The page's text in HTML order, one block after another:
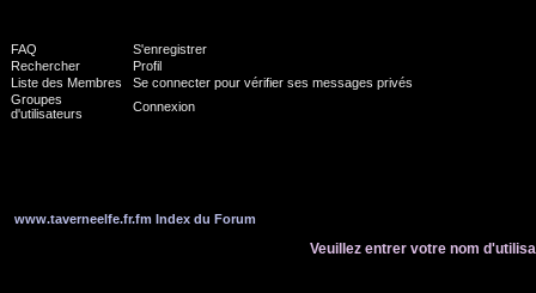
FAQ
S'enregistrer
Rechercher
Profil
Liste des Membres
Se connecter pour vérifier ses messages privés
Groupes
d'utilisateurs
Connexion
www.taverneelfe.fr.fm Index du Forum
Veuillez entrer votre nom